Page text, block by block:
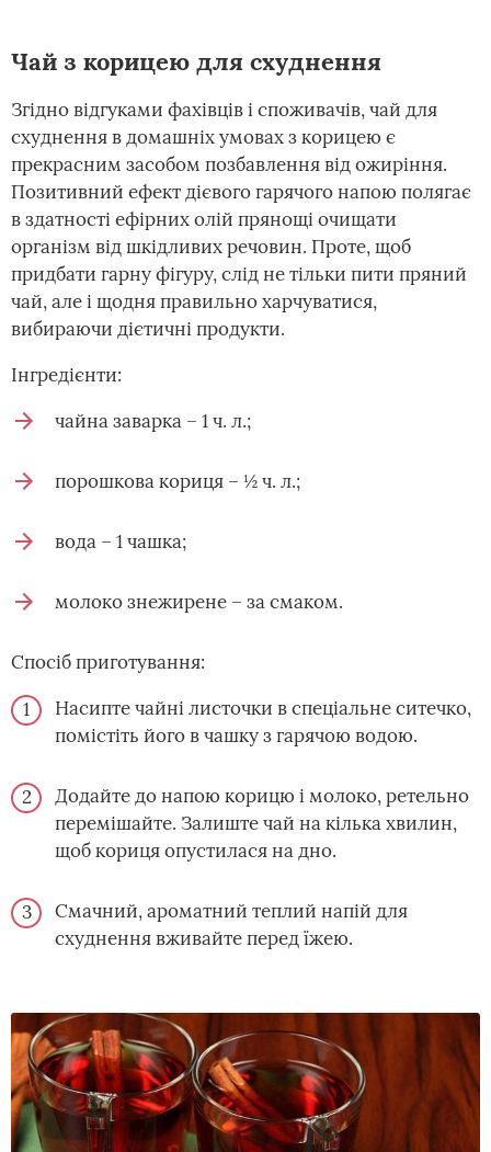
Чай з корицею для схуднення
Згідно відгуками фахівців і споживачів, чай для
схуднення в домашніх умовах з корицею є
прекрасним засобом позбавлення від ожиріння.
Позитивний ефект дієвого гарячого напою полягає
в здатності ефірних олій прянощі очищати
організм від шкідливих речовин. Проте, щоб
придбати гарну фігуру, слід не тільки пити пряний
чай, але і щодня правильно харчуватися,
вибираючи дієтичні продукти.
Інгредієнти:
чайна заварка – 1 ч. л.;
порошкова кориця – ½ ч. л.;
вода – 1 чашка;
молоко знежирене – за смаком.
Спосіб приготування:
Насипте чайні листочки в спеціальне ситечко,
помістіть його в чашку з гарячою водою.
Додайте до напою корицю і молоко, ретельно
перемішайте. Залиште чай на кілька хвилин,
щоб кориця опустилася на дно.
Смачний, ароматний теплий напій для
схуднення вживайте перед їжею.